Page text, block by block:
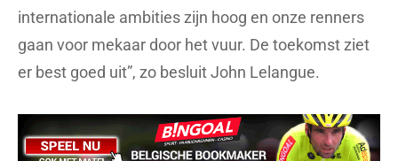
internationale ambities zijn hoog en onze renners
gaan voor mekaar door het vuur. De toekomst ziet
er best goed uit”, zo besluit John Lelangue.